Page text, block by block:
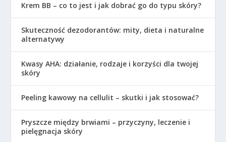
Krem BB – co to jest i jak dobrać go do typu skóry?
Skuteczność dezodorantów: mity, dieta i naturalne
alternatywy
Kwasy AHA: działanie, rodzaje i korzyści dla twojej
skóry
Peeling kawowy na cellulit – skutki i jak stosować?
Pryszcze między brwiami – przyczyny, leczenie i
pielęgnacja skóry